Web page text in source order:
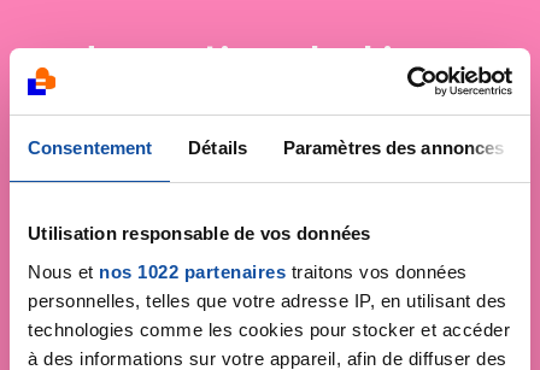
Consentement Détails Paramètres des annonces
Utilisation responsable de vos données
Nous et nos 1022 partenaires traitons vos données
personnelles, telles que votre adresse IP, en utilisant des
technologies comme les cookies pour stocker et accéder
à des informations sur votre appareil, afin de diffuser des
La Ligue
contre le cancer